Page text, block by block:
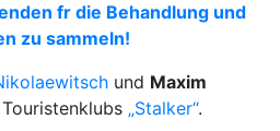
fr die Behandlung und
zu sammeln!
und Maxim
„Stalker“.